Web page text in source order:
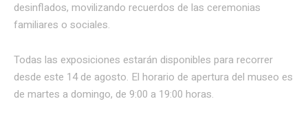
desinflados, movilizando recuerdos de las ceremonias
familiares o sociales.
Todas las exposiciones estarán disponibles para recorrer
desde este 14 de agosto. El horario de apertura del museo es
de martes a domingo, de 9:00 a 19:00 horas.